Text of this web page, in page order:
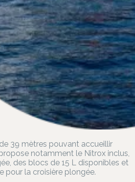
39 mètres pouvant accueillir
notamment le Nitrox inclus,
des blocs de 15 L disponibles et
pour la croisière plongée.